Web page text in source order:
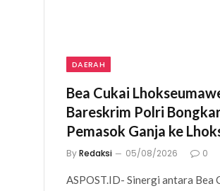
DAERAH
Bea Cukai
Bareskrim Polri
Pemasok Ganja ke
ByRedaksi 05/08/2026 0
ASPOST.ID- Sinergi antara Bea